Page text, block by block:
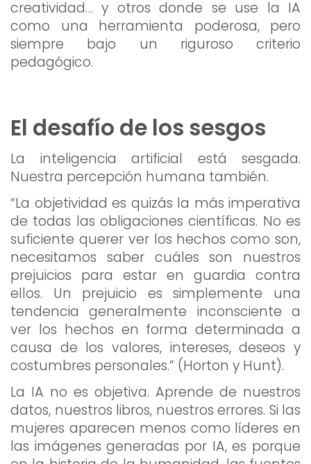
creatividad… y otros donde se use la IA
como una herramienta poderosa, pero
siempre bajo un riguroso criterio
pedagógico.
El desafío de los sesgos
La inteligencia artificial está sesgada.
Nuestra percepción humana también.
“La objetividad es quizás la más imperativa
de todas las obligaciones científicas. No es
suficiente querer ver los hechos como son,
necesitamos saber cuáles son nuestros
prejuicios para estar en guardia contra
ellos. Un prejuicio es simplemente una
tendencia generalmente inconsciente a
ver los hechos en forma determinada a
causa de los valores, intereses, deseos y
costumbres personales.” (Horton y Hunt).
La IA no es objetiva. Aprende de nuestros
datos, nuestros libros, nuestros errores. Si las
mujeres aparecen menos como líderes en
las imágenes generadas por IA, es porque